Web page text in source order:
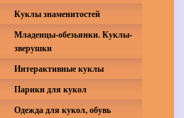
Куклы знаменитостей
Младенцы-обезьянки. Куклы-
зверушки
Интерактивные куклы
Парики для кукол
Одежда для кукол, обувь